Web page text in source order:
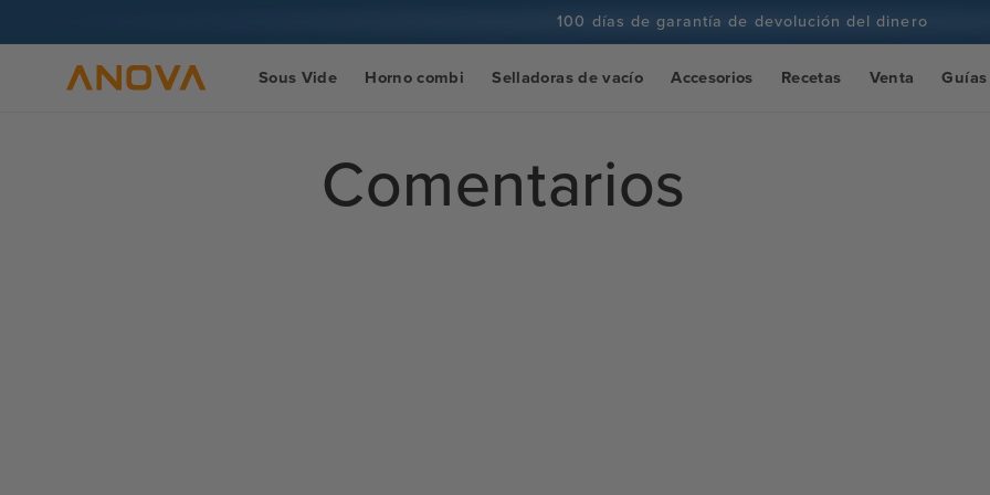
100 días de garantía de devolución del dinero
Sous Vide Horno combi Selladoras de vacío Accesorios Recetas Venta Guías
Comentarios